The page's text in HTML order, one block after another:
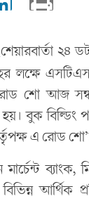
শেয়ারবার্তা ২৪
লক্ষে
শো আজ
বুক বিল্ডিং
এ রোড
ব্যাংক,
আর্থিক